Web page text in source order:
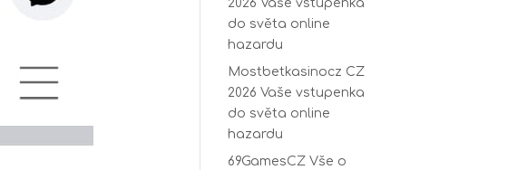
2026 Vaše vstupenka
do světa online
hazardu
Mostbetkasinocz CZ
2026 Vaše vstupenka
do světa online
hazardu
69GamesCZ Vše o